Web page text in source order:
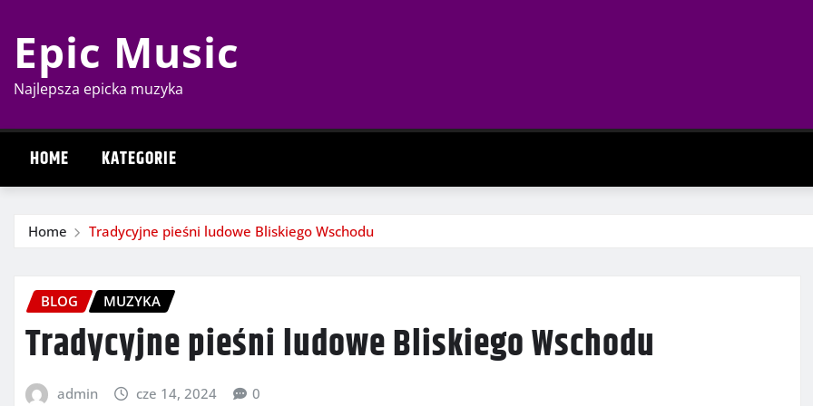
content
Epic Music
Najlepsza epicka muzyka
HOME KATEGORIE
Home Tradycyjne pieśni ludowe Bliskiego Wschodu
BLOG MUZYKA
Tradycyjne pieśni ludowe Bliskiego Wschodu
admin cze 14, 2024 0